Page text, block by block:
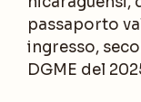
passaporto
ingresso,
DGME del